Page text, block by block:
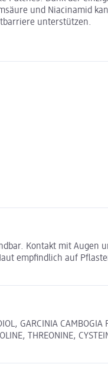
und Niacinamid
unterstützen.
Kontakt mit
empfindlich auf
GARCINIA CAMBOGIA
THREONINE,